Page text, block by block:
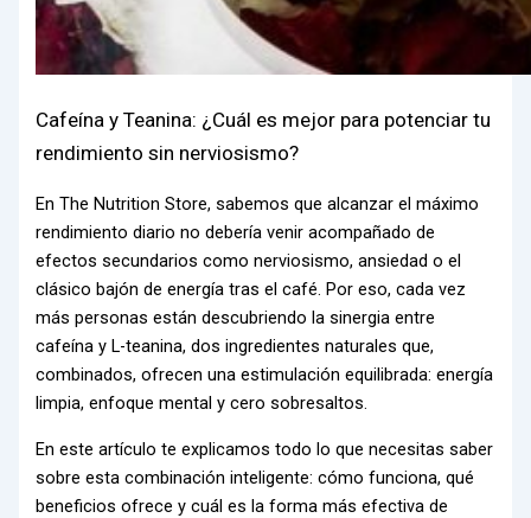
Cafeína y Teanina: ¿Cuál es mejor para potenciar tu
rendimiento sin nerviosismo?
En The Nutrition Store, sabemos que alcanzar el máximo
rendimiento diario no debería venir acompañado de
efectos secundarios como nerviosismo, ansiedad o el
clásico bajón de energía tras el café. Por eso, cada vez
más personas están descubriendo la sinergia entre
cafeína y L-teanina, dos ingredientes naturales que,
combinados, ofrecen una estimulación equilibrada: energía
limpia, enfoque mental y cero sobresaltos.
En este artículo te explicamos todo lo que necesitas saber
sobre esta combinación inteligente: cómo funciona, qué
beneficios ofrece y cuál es la forma más efectiva de